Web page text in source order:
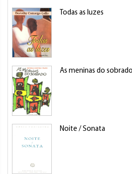
Todas as luzes
As meninas do sobrado
Noite / Sonata